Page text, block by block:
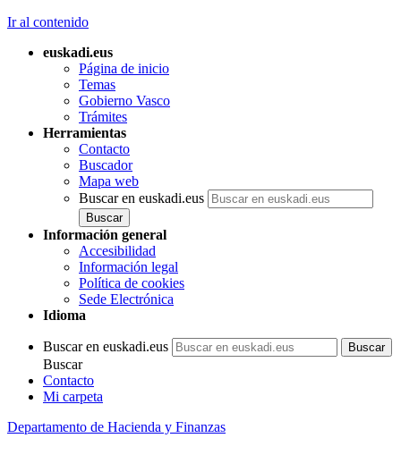
Ir al contenido
euskadi.eus
Página de inicio
Temas
Gobierno Vasco
Trámites
Herramientas
Contacto
Buscador
Mapa web
Buscar en euskadi.eus
Información general
Accesibilidad
Información legal
Política de cookies
Sede Electrónica
Idioma
Buscar en euskadi.eus
Buscar
Contacto
Mi carpeta
Departamento de Hacienda y Finanzas